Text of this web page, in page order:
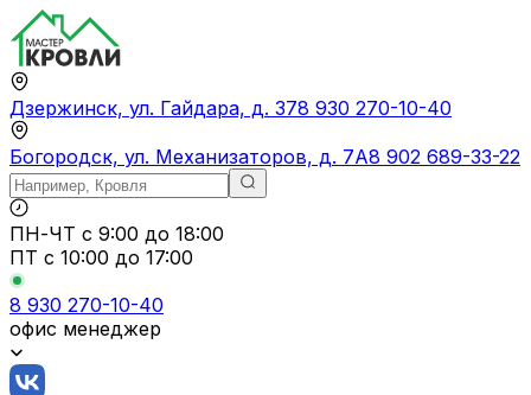
Дзержинск, ул. Гайдара, д. 378 930 270-10-40
Богородск, ул. Механизаторов, д. 7А8 902 689-33-22
ПН-ЧТ с 9:00 до 18:00
ПТ с 10:00 до 17:00
8 930 270-10-40
офис менеджер